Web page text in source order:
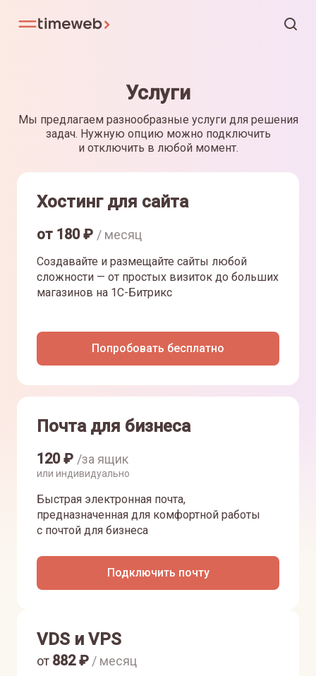
Услуги
Мы предлагаем разнообразные услуги для решения
задач. Нужную опцию можно подключить
и отключить в любой момент.
Хостинг для сайта
от 180₽ / месяц
Создавайте и размещайте сайты любой
сложности — от простых визиток до больших
магазинов на 1С-Битрикс
Попробовать бесплатно
Почта для бизнеса
120₽ /за ящик
или индивидуально
Быстрая электронная почта,
предназначенная для комфортной работы
с почтой для бизнеса
Подключить почту
VDS и VPS
от 882₽ / месяц